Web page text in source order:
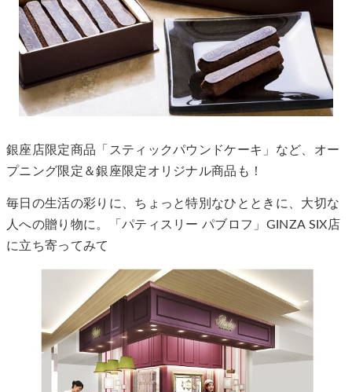
銀座店限定商品「スティックパウンドケーキ」など、オー
プニング限定＆銀座限定オリジナル商品も！
毎日の生活の彩りに、ちょっと特別なひとときに、大切な
人への贈り物に。「パティスリー パブロフ」GINZA SIX店
に立ち寄ってみて